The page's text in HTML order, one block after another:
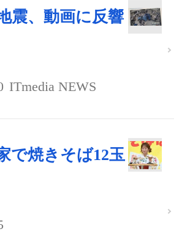
震、動画に反響
ITmedia NEWS
で焼きそば12玉